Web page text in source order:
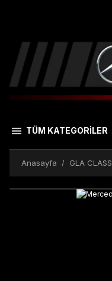
TÜM KATEGORİLER
Anasayfa GLA CLASS